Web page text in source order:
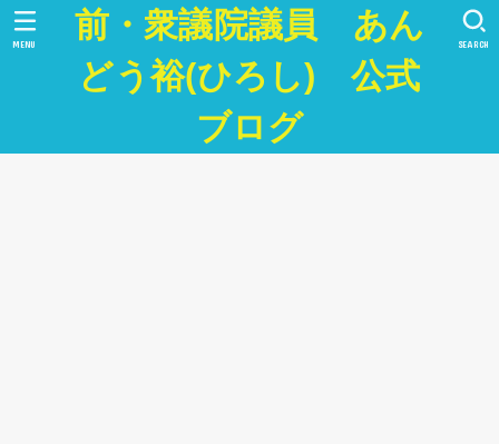
前・衆議院議員 あん
どう裕(ひろし) 公式
ブログ
SEARCH
MENU